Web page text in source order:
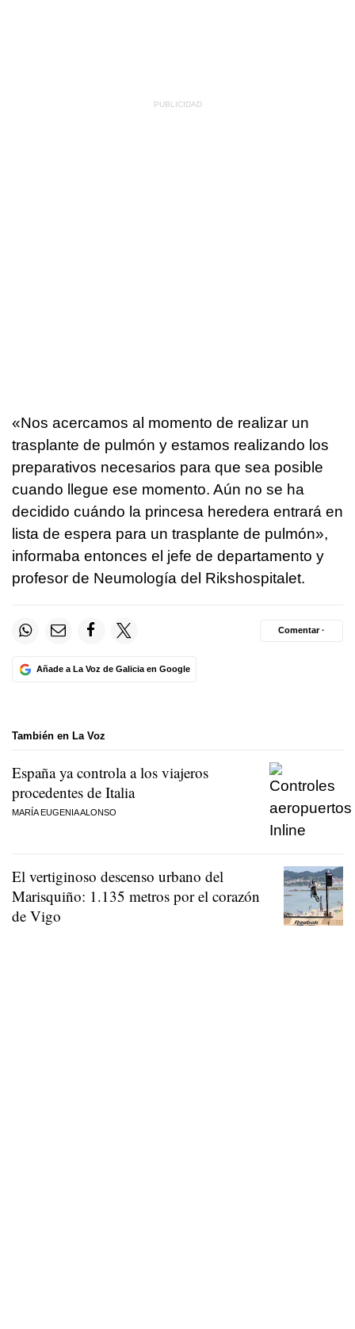
«Nos acercamos al momento de realizar un
trasplante de pulmón y estamos realizando los
preparativos necesarios para que sea posible
cuando llegue ese momento. Aún no se ha
decidido cuándo la princesa heredera entrará en
lista de espera para un trasplante de pulmón»,
informaba entonces el jefe de departamento y
profesor de Neumología del Rikshospitalet.
Añade a La Voz de Galicia en Google
Comentar ·
También en La Voz
España ya controla a los viajeros
procedentes de Italia
MARÍA EUGENIA ALONSO
El vertiginoso descenso urbano del
Marisquiño: 1.135 metros por el corazón
de Vigo